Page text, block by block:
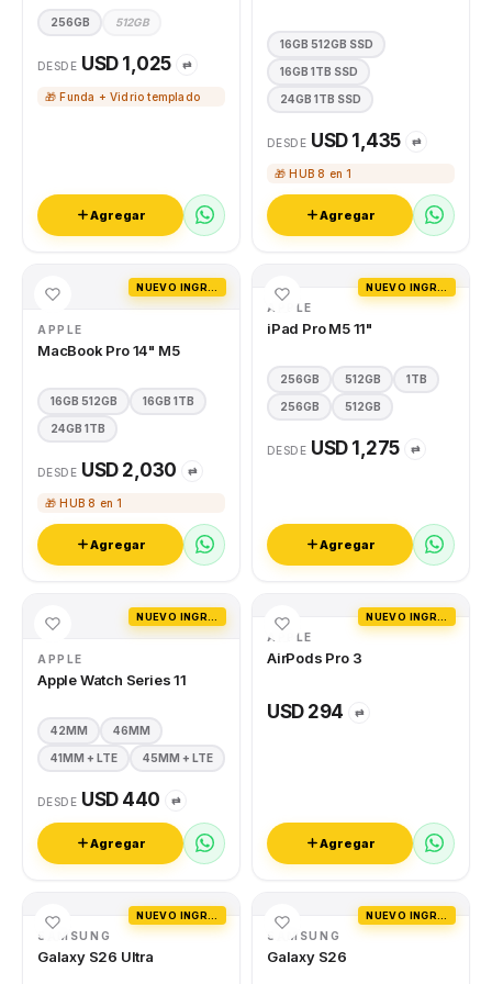
256GB 512GB
DESDE USD 1,025 ⇄
🎁 Funda + Vidrio templado
Agregar
16GB 512GB SSD
16GB 1TB SSD
24GB 1TB SSD
DESDE USD 1,435 ⇄
🎁 HUB 8 en 1
Agregar
APPLE
MacBook Pro 14" M5
16GB 512GB 16GB 1TB
24GB 1TB
DESDE USD 2,030 ⇄
🎁 HUB 8 en 1
Agregar
APPLE
iPad Pro M5 11"
256GB 512GB 1TB
256GB 512GB
DESDE USD 1,275 ⇄
Agregar
APPLE
Apple Watch Series 11
42MM 46MM
41MM + LTE 45MM + LTE
DESDE USD 440 ⇄
Agregar
APPLE
AirPods Pro 3
USD 294 ⇄
Agregar
SAMSUNG
Galaxy S26 Ultra
SAMSUNG
Galaxy S26